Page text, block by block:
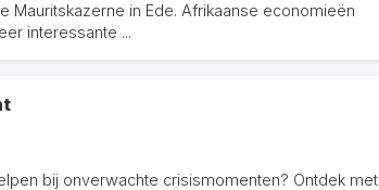
Mauritskazerne in Ede. Afrikaanse economieën
interessante ...
bij onverwachte crisismomenten? Ontdek met